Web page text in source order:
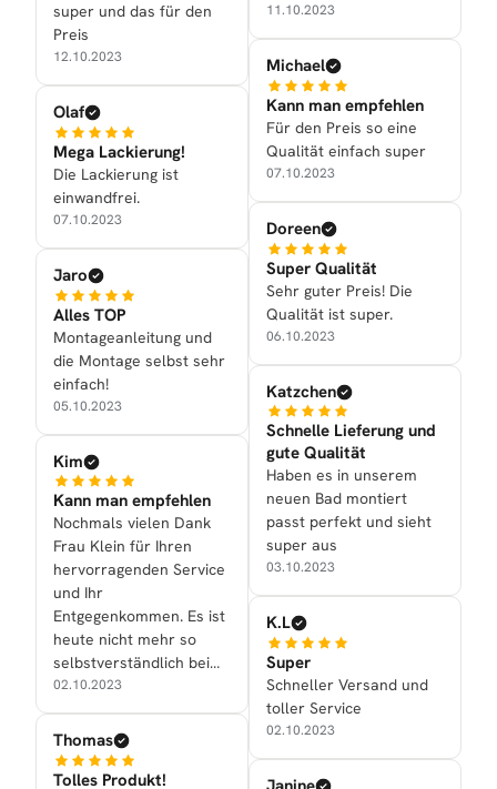
super und das für den
Preis
12.10.2023
Olaf
Mega Lackierung!
Die Lackierung ist
einwandfrei.
07.10.2023
Jaro
Alles TOP
Montageanleitung und
die Montage selbst sehr
einfach!
05.10.2023
Kim
Kann man empfehlen
Nochmals vielen Dank
Frau Klein für Ihren
hervorragenden Service
und Ihr
Entgegenkommen. Es ist
heute nicht mehr so
selbstverständlich beim
Kauf eines Artikels in
Internet auch dazu noch
einen guten Service zu
bekommen.
02.10.2023
Thomas
Tolles Produkt!
11.10.2023
Michael
Kann man empfehlen
Für den Preis so eine
Qualität einfach super
07.10.2023
Doreen
Super Qualität
Sehr guter Preis! Die
Qualität ist super.
06.10.2023
Katzchen
Schnelle Lieferung und
gute Qualität
Haben es in unserem
neuen Bad montiert
passt perfekt und sieht
super aus
03.10.2023
K.L
Super
Schneller Versand und
toller Service
02.10.2023